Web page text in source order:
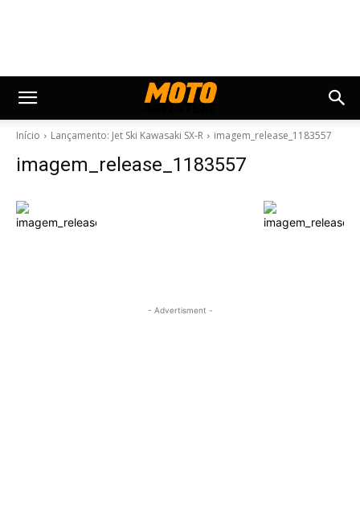
Início Lançamento: Jet Ski Kawasaki SX-R imagem_release_1183557
imagem_release_1183557
- Advertisment -